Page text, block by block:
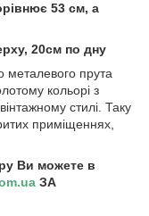
53 см, а
20см по дну
металевого прута
кольорі з
стилі. Таку
приміщеннях,
Ви можете в
ЗА